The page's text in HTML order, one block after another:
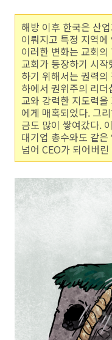
해방 이후 한국은 산
이뤄지고 특정 지역
이러한 변화는 교회
교회가 등장하기 시
하기 위해서는 권력
하에서 권위주의 리
교와 강력한 지도력
에게 매혹되었다. 그
금도 많이 쌓여갔다.
대기업 총수와도 같
넘어 CEO가 되어버